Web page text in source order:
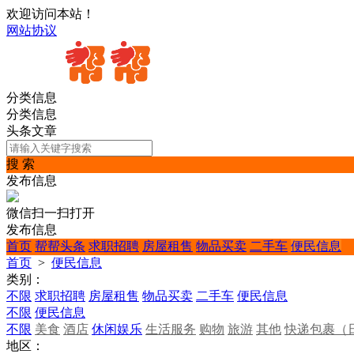
欢迎访问本站！
网站协议
分类信息
分类信息
头条文章
搜 索
发布信息
微信扫一扫打开
发布信息
首页 帮帮头条 求职招聘 房屋租售 物品买卖 二手车 便民信息
首页 > 便民信息
类别：
不限 求职招聘 房屋租售 物品买卖 二手车 便民信息
不限 便民信息
不限 美食 酒店 休闲娱乐 生活服务 购物 旅游 其他 快递包裹（
地区：